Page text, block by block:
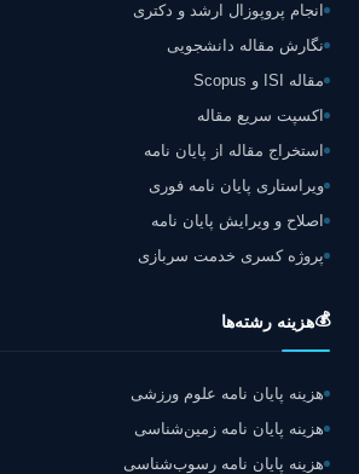
انجام پروپوزال ارشد و دکتری
نگارش مقاله دانشجویی
مقاله ISI و Scopus
اکسپت سریع مقاله
استخراج مقاله از پایان نامه
ویراستاری پایان نامه فوری
اصلاح و ویرایش پایان نامه
پروژه کسری خدمت سربازی
💰هزینه رشته‌ها
هزینه پایان نامه علوم ورزشی
هزینه پایان نامه زمین‌شناسی
هزینه پایان نامه رسوب‌شناسی